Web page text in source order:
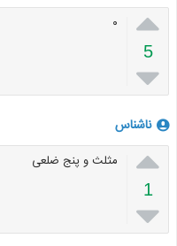

5

۰
ناشناس

1

مثلث و پنج ضلعی